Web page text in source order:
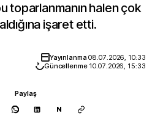
toparlanmanın halen çok
işaret etti.
Yayınlanma08.07.2026, 10:33
Güncellenme 10.07.2026, 15:33
Paylaş
N